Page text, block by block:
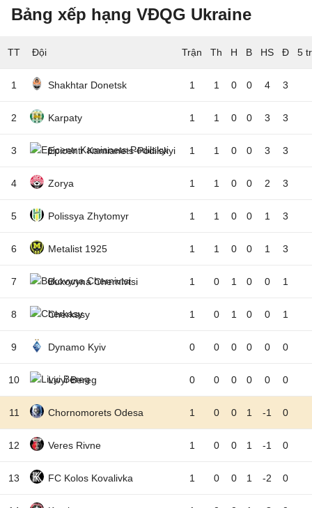
Bảng xếp hạng VĐQG Ukraine
TT Đội 5
1 Shakhtar Donetsk 1 1 0 0 4 3
2 Karpaty 1 1 0 0 3 3
3 Epicentr Kamianets-Podilskyi 1 1 0 0 3 3
4 Zorya 1 1 0 0 2 3
5 Polissya Zhytomyr 1 1 0 0 1 3
6 Metalist 1925 1 1 0 0 1 3
7 Bukovyna Chernivtsi 1 0 1 0 0 1
8 Cherkasy 1 0 1 0 0 1
9 Dynamo Kyiv 0 0 0 0 0 0
10 Livyi Bereg 0 0 0 0 0 0
11 Chornomorets Odesa 1 0 0 1 -1 0
12 Veres Rivne 1 0 0 1 -1 0
13 FC Kolos Kovalivka 1 0 0 1 -2 0